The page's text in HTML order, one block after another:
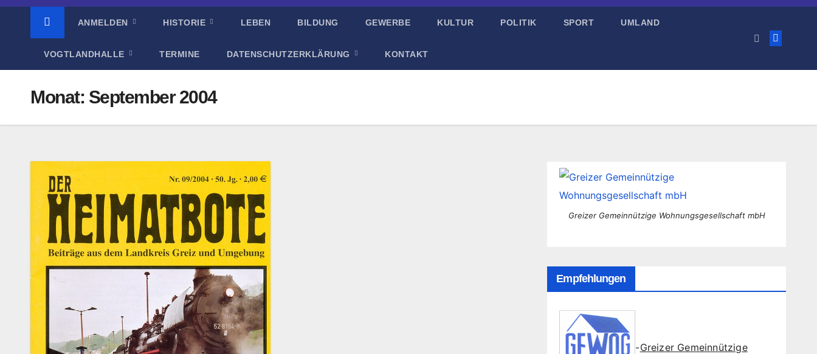
ANMELDEN HISTORIE LEBEN BILDUNG GEWERBE KULTUR POLITIK SPORT UMLAND
VOGTLANDHALLE TERMINE DATENSCHUTZERKLÄRUNG KONTAKT
Monat: September 2004
Greizer Gemeinnützige Wohnungsgesellschaft mbH
Empfehlungen
-Greizer Gemeinnützige